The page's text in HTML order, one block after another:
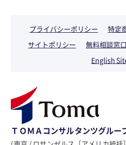
プライバシーポリシー
特定
サイトポリシー
無料相談窓口
English
ＴＯＭＡコンサルタンツグルー